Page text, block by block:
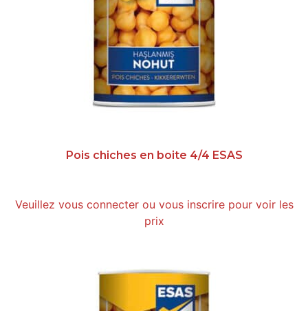
Pois chiches en boite 4/4 ESAS
Veuillez vous connecter ou vous inscrire pour voir les
prix